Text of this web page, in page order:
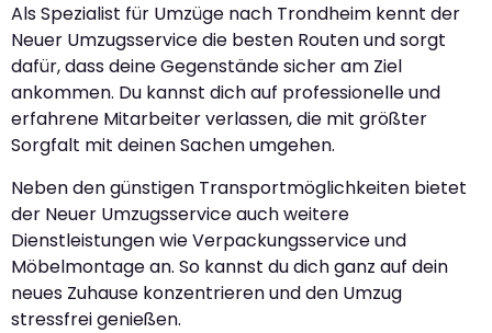
Als Spezialist für Umzüge nach Trondheim kennt der
Neuer Umzugsservice die besten Routen und sorgt
dafür, dass deine Gegenstände sicher am Ziel
ankommen. Du kannst dich auf professionelle und
erfahrene Mitarbeiter verlassen, die mit größter
Sorgfalt mit deinen Sachen umgehen.
Neben den günstigen Transportmöglichkeiten bietet
der Neuer Umzugsservice auch weitere
Dienstleistungen wie Verpackungsservice und
Möbelmontage an. So kannst du dich ganz auf dein
neues Zuhause konzentrieren und den Umzug
stressfrei genießen.